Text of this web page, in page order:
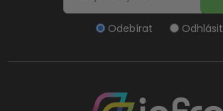
Odebírat Odhlásit